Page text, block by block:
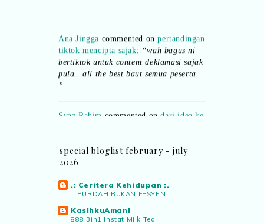
tiktok mencipta sajak:“wah bagus ni
bertiktok untuk content deklamasi sajak
pula.. all the best baut semua peserta.
”
realiti mencipta permainan:“Selain
dan teknologi digital terbaik!”
Syaz Rahimcommented on
pertandingan tiktok mencipta sajak
“Menarik sungguh Pertandingan TikTok
Mencipta Sajak Kemerdekaan 2026 dari
special bloglist february - july
2026
.: Ceritera Kehidupan :.
.: PURDAH BUKAN FESYEN :.
KasihkuAmani
888 3in1 Instat Milk Tea